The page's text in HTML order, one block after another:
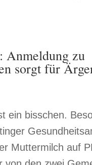
Anmeldung zu
sorgt für
ein bisschen.
Muttermilch auf